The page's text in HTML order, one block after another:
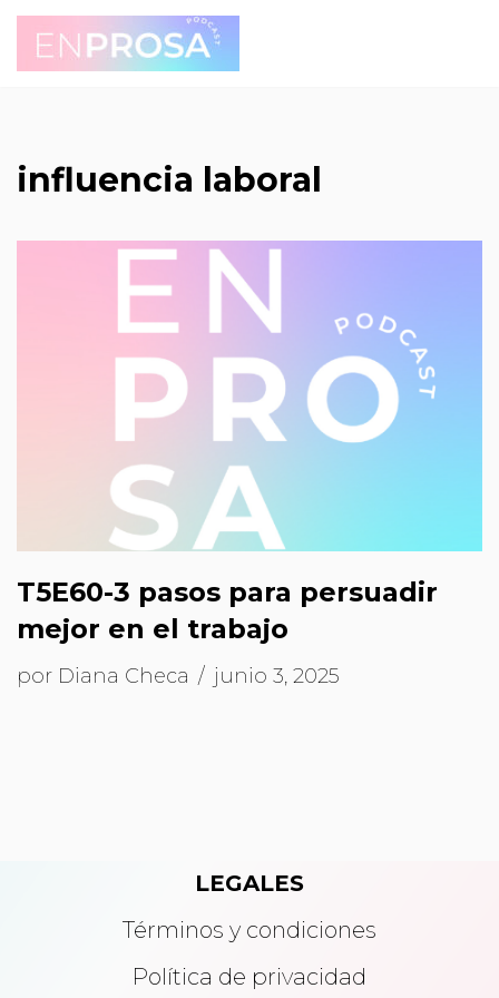
Saltar
influencia laboral
T5E60-3 pasos para persuadir
mejor en el trabajo
por Diana Checa junio 3, 2025
LEGALES
Términos y condiciones
Política de privacidad